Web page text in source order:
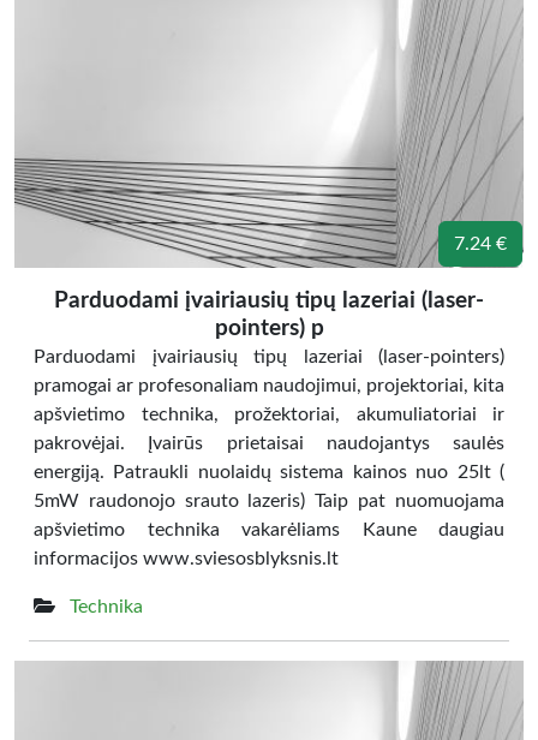
7.24 €
Parduodami įvairiausių tipų lazeriai (laser-
pointers) p
Parduodami įvairiausių tipų lazeriai (laser-pointers)
pramogai ar profesonaliam naudojimui, projektoriai, kita
apšvietimo technika, prožektoriai, akumuliatoriai ir
pakrovėjai. Įvairūs prietaisai naudojantys saulės
energiją. Patraukli nuolaidų sistema kainos nuo 25lt (
5mW raudonojo srauto lazeris) Taip pat nuomuojama
apšvietimo technika vakarėliams Kaune daugiau
informacijos www.sviesosblyksnis.lt
Technika